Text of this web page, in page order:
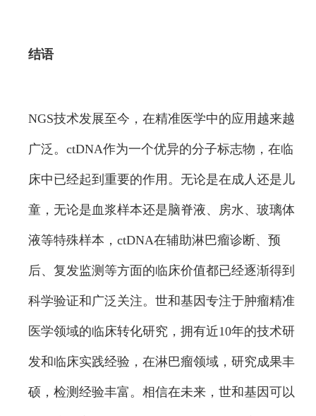
结语
NGS技术发展至今，在精准医学中的应用越来越
广泛。ctDNA作为一个优异的分子标志物，在临
床中已经起到重要的作用。无论是在成人还是儿
童，无论是血浆样本还是脑脊液、房水、玻璃体
液等特殊样本，ctDNA在辅助淋巴瘤诊断、预
后、复发监测等方面的临床价值都已经逐渐得到
科学验证和广泛关注。世和基因专注于肿瘤精准
医学领域的临床转化研究，拥有近10年的技术研
发和临床实践经验，在淋巴瘤领域，研究成果丰
硕，检测经验丰富。相信在未来，世和基因可以